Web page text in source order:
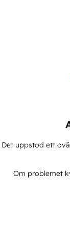
Det uppstod ett
Om problemet